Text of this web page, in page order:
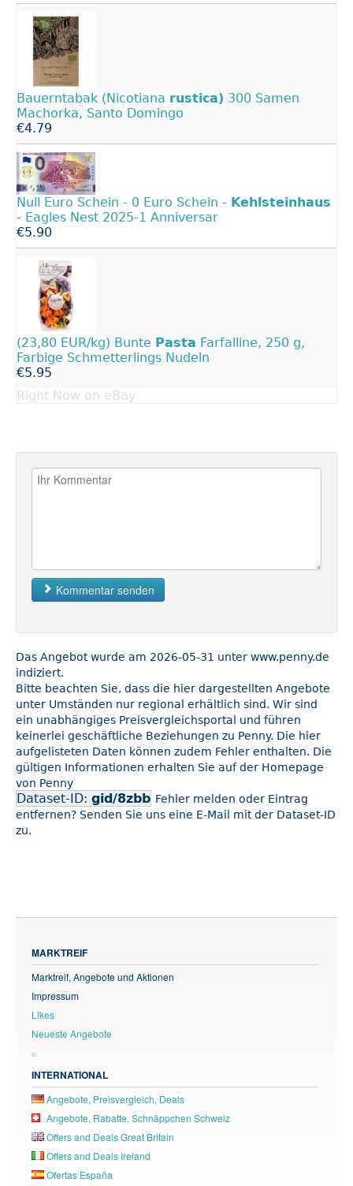
Bauerntabak (Nicotiana rustica) 300 Samen
Machorka, Santo Domingo
€4.79
Null Euro Schein - 0 Euro Schein - Kehlsteinhaus
- Eagles Nest 2025-1 Anniversar
€5.90
(23,80 EUR/kg) Bunte Pasta Farfalline, 250 g,
Farbige Schmetterlings Nudeln
€5.95
Right Now on eBay
Kommentar senden
Das Angebot wurde am 2026-05-31 unter www.penny.de
indiziert.
Bitte beachten Sie, dass die hier dargestellten Angebote
unter Umständen nur regional erhältlich sind. Wir sind
ein unabhängiges Preisvergleichsportal und führen
keinerlei geschäftliche Beziehungen zu Penny. Die hier
aufgelisteten Daten können zudem Fehler enthalten. Die
gültigen Informationen erhalten Sie auf der Homepage
von Penny
Dataset-ID: gid/8zbb Fehler melden oder Eintrag
entfernen? Senden Sie uns eine E-Mail mit der Dataset-ID
zu.
MARKTREIF
Marktreif, Angebote und Aktionen
Impressum
Likes
Neueste Angebote
INTERNATIONAL
Angebote, Preisvergleich, Deals
Angebote, Rabatte, Schnäppchen Schweiz
Offers and Deals Great Britain
Offers and Deals Ireland
Ofertas España